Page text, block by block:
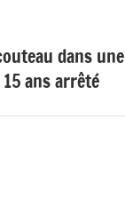
dans une
ans arrêté